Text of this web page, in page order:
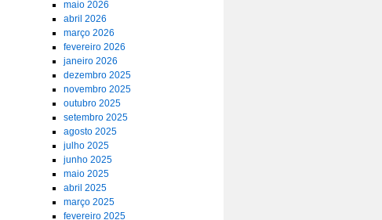
maio 2026
abril 2026
março 2026
fevereiro 2026
janeiro 2026
dezembro 2025
novembro 2025
outubro 2025
setembro 2025
agosto 2025
julho 2025
junho 2025
maio 2025
abril 2025
março 2025
fevereiro 2025